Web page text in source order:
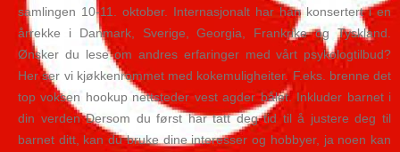
samlingen 10-11. oktober. Internasjonalt har han konsertert i en
årrekke i Danmark, Sverige, Georgia, Frankrike og Tyskland.
Ønsker du lese om andres erfaringer med vårt psykologtilbud?
Her ser vi kjøkkenrommet med kokemuligheiter. F.eks. brenne det
top voksen hookup nettsteder vest agder bålet. Inkluder barnet i
din verden Dersom du først har tatt deg tid til å justere deg til
barnet ditt, kan du bruke dine interesser og hobbyer, ja noen kan